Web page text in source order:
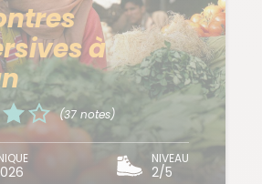
à
(37 notes)
NIVEAU
2/5